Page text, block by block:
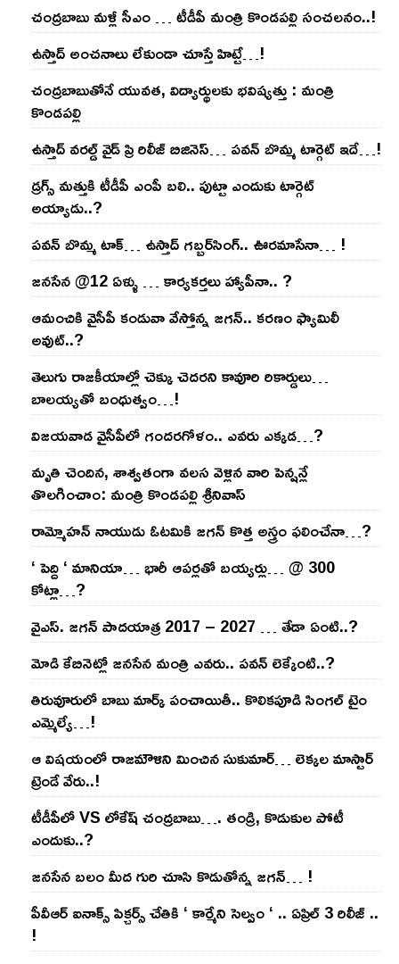
చంద్ర‌బాబు మ‌ళ్లీ సీఎం … టీడీపీ మంత్రి కొండ‌ప‌ల్లి సంచ‌ల‌నం..!
ఉస్తాద్ అంచ‌నాలు లేకుండా చూస్తే హిట్టే…!
చంద్ర‌బాబుతోనే యువ‌త‌, విద్యార్థుల‌కు భ‌విష్య‌త్తు : మంత్రి
కొండ‌ప‌ల్లి
ఉస్తాద్ వ‌ర‌ల్డ్ వైడ్ ప్రి రిలీజ్ బిజినెస్‌… ప‌వ‌న్ బొమ్మ టార్గెట్ ఇదే…!
డ్రగ్స్ మత్తుకి టీడీపీ ఎంపీ బలి.. పుట్టా ఎందుకు టార్గెట్
అయ్యాడు..?
ప‌వ‌న్ బొమ్మ టాక్‌… ఉస్తాద్ గ‌బ్బ‌ర్‌సింగ్‌.. ఊర‌మాసేనా… !
జనసేన @12 ఏళ్ళు … కార్యకర్తలు హ్యాపీనా.. ?
ఆమంచికి వైసీపీ కండువా వేస్తోన్న జ‌గ‌న్‌.. క‌ర‌ణం ఫ్యామిలీ
అవుట్‌..?
తెలుగు రాజ‌కీయాల్లో చెక్కు చెద‌ర‌ని కావూరి రికార్డులు…
బాల‌య్యతో బంధుత్వం…!
విజ‌య‌వాడ వైసీపీలో గంద‌ర‌గోళం.. ఎవ‌రు ఎక్క‌డ‌…?
మృతి చెందిన, శాశ్వతంగా వలస వెళ్లిన వారి పెన్ష‌న్లే
తొల‌గించాం: మంత్రి కొండపల్లి శ్రీనివాస్
రామ్మోహ‌న్ నాయుడు ఓట‌మికి జ‌గ‌న్ కొత్త అస్త్రం ఫ‌లించేనా…?
‘ పెద్ది ‘ మానియా… భారీ ఆప‌ర్ల‌తో బ‌య్య‌ర్లు… @ 300
కోట్లా…?
వైఎస్‌. జ‌గ‌న్ పాద‌యాత్ర 2017 – 2027 … తేడా ఏంటి..?
మోడి కేబినెట్లో జ‌నసేన మంత్రి ఎవ‌రు.. ప‌వ‌న్ లెక్కేంటి..?
తిరువూరులో బాబు మార్క్ పంచాయితీ.. కొలిక‌పూడి సింగ‌ల్ టైం
ఎమ్మెల్యే…!
ఆ విష‌యంలో రాజ‌మౌళిని మించిన సుకుమార్‌… లెక్క‌ల మాస్టార్
ట్రెండే వేరు..!
టీడీపీలో VS లోకేష్ చంద్ర‌బాబు…. తండ్రి, కొడుకుల పోటీ
ఎందుకు..?
జ‌న‌సేన బ‌లం మీద గురి చూసి కొడుతోన్న జ‌గ‌న్‌… !
పీవీఆర్ ఐనాక్స్ పిక్చర్స్ చేతికి ‘ కార్మేని సెల్వం ‘ .. ఏప్రిల్ 3 రిలీజ్ ..
!